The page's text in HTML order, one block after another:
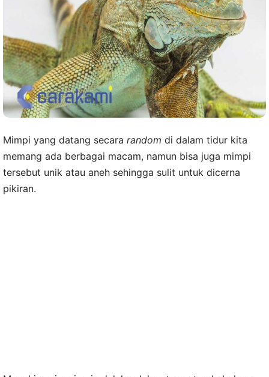
Mimpi yang datang secara random di dalam tidur kita
memang ada berbagai macam, namun bisa juga mimpi
tersebut unik atau aneh sehingga sulit untuk dicerna
pikiran.